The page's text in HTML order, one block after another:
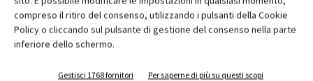
compreso il ritiro del consenso, utilizzando i pulsanti della Cookie
Policy o cliccando sul pulsante di gestione del consenso nella parte
inferiore dello schermo.
Gestisci 1768 fornitori Per saperne di più su questi scopi